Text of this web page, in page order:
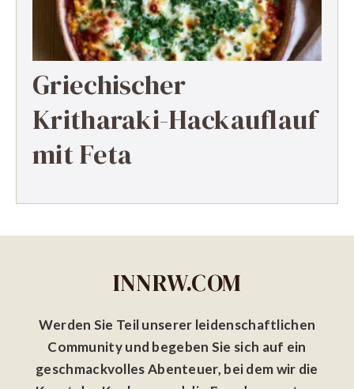
Griechischer
Kritharaki-Hackauflauf
mit Feta
INNRW.COM
Werden Sie Teil unserer leidenschaftlichen
Community und begeben Sie sich auf ein
geschmackvolles Abenteuer, bei dem wir die